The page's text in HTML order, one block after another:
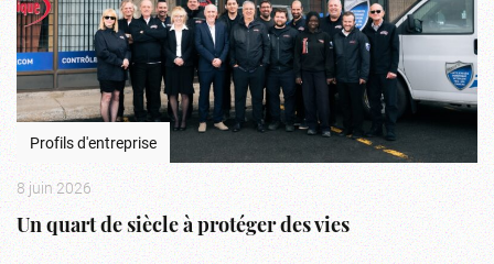
Profils d'entreprise
8 juin 2026
Un quart de siècle à protéger des vies